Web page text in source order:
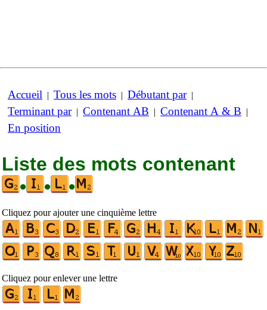
Accueil | Tous les mots | Débutant par|
Terminant par| Contenant AB | Contenant A & B |
En position
Liste des mots contenant
•
• •
Cliquez pour ajouter une cinquième lettre
Cliquez pour enlever une lettre